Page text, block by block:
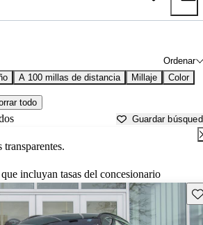
Ordenar
A 100 millas de distancia Millaje Color
todo
Guardar
incluyan tasas del concesionario